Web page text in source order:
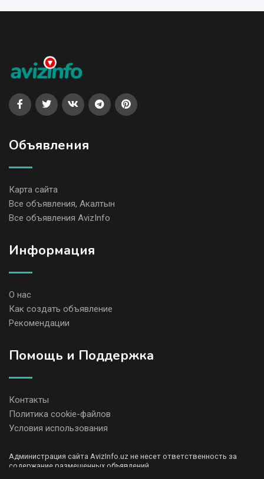
Объявления
Карта сайта
Все объявления, Акалтын
Все объявления AvizInfo
Информация
О нас
Как создать объявление
Рекомендации
Помощь и Поддержка
Контакты
Политика cookie-файлов
Условия использования
Администрация сайта AvizInfo.uz не несет ответственность за
содержание размещенных объявлений.